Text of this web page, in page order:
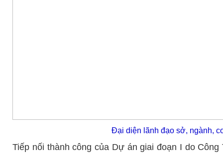
Đại diện lãnh đạo sở, ngành,
Tiếp nối thành công của Dự án giai đoạn I do